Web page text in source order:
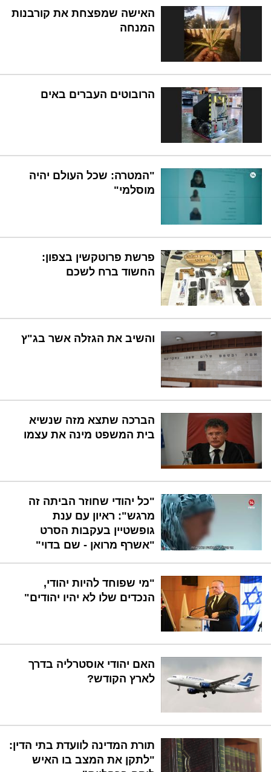
האישה שמפצחת את קורבנות
המנחה
הרובוטים העברים באים
"המטרה: שכל העולם יהיה
מוסלמי"
פרשת פרוטקשין בצפון:
החשוד ברח לשכם
והשיב את הגזלה אשר בג"ץ
הברכה שתצא מזה שנשיא
בית המשפט מינה את עצמו
"כל יהודי שחוזר הביתה זה
מרגש": ראיון עם ענת
גופשטיין בעקבות הסרט
"אשרף מרואן - שם בדוי"
"מי שפוחד להיות יהודי,
הנכדים שלו לא יהיו יהודים"
האם יהודי אוסטרליה בדרך
לארץ הקודש?
תורת המדינה לוועדת בתי הדין:
"לתקן את המצב בו האיש